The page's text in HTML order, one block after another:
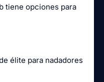
tiene opciones para
élite para nadadores